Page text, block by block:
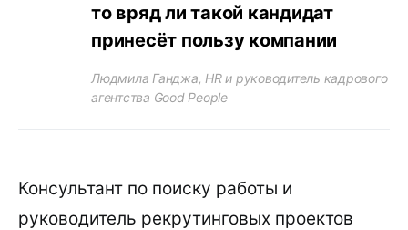
то вряд ли такой кандидат
принесёт пользу компании
Людмила Ганджа, HR и руководитель кадрового
агентства Good People
Консультант по поиску работы и
руководитель рекрутинговых проектов